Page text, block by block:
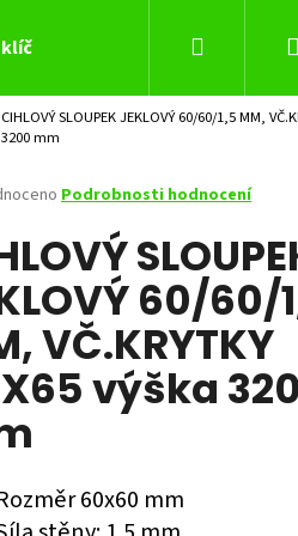
Hledat
CIHLOVÝ SLOUPEK JEKLOVÝ 60/60/1,5 MM,
3200 mm
Podrobnosti hodnocení
60/60/
VČ.KRYTKY
výška
60x60 mm